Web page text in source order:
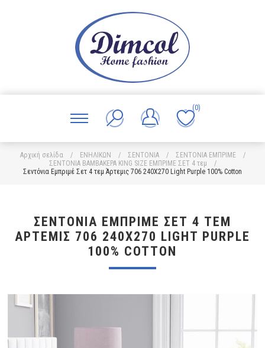
(0)
Αρχική σελίδα / ΕΝΗΛΙΚΩΝ / ΣΕΝΤΟΝΙΑ / ΣΕΝΤΟΝΙΑ ΕΜΠΡΙΜΕ
/
ΣΕΝΤΟΝΙΑ ΒΑΜΒΑΚΕΡΑ KING SIZE ΕΜΠΡΙΜΕ ΣΕΤ 4 τεμ
/
Σεντόνια Εμπριμέ Σετ 4 τεμ Άρτεμις 706 240X270 Light Purple 100% Cotton
ΣΕΝΤΌΝΙΑ ΕΜΠΡΙΜΈ ΣΕΤ 4 ΤΕΜ
ΆΡΤΕΜΙΣ 706 240X270 LIGHT PURPLE
100% COTTON